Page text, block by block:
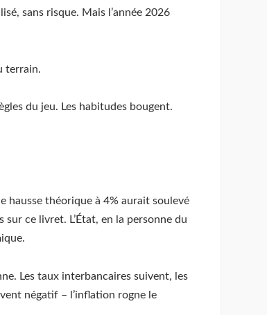
sans risque. Mais l’année 2026
terrain.
du jeu. Les habitudes bougent.
hausse théorique à 4% aurait soulevé
ce livret. L’État, en la personne du
Les taux interbancaires suivent, les
négatif – l’inflation rogne le